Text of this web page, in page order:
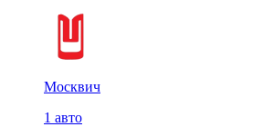
Москвич
1 авто